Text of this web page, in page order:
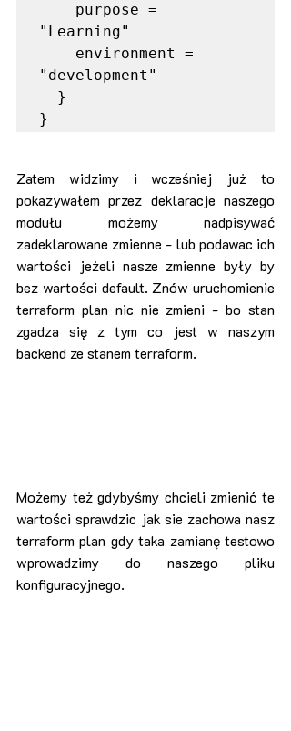
"Learning"
"development"
}
Zatem widzimy i wcześniej już to
pokazywałem przez deklaracje naszego
modułu możemy nadpisywać
zadeklarowane zmienne - lub podawac ich
wartości jeżeli nasze zmienne były by
bez wartości default. Znów uruchomienie
terraform plan nic nie zmieni - bo stan
zgadza się z tym co jest w naszym
backend ze stanem terraform.
Możemy też gdybyśmy chcieli zmienić te
wartości sprawdzic jak sie zachowa nasz
terraform plan gdy taka zamianę testowo
wprowadzimy do naszego pliku
konfiguracyjnego.